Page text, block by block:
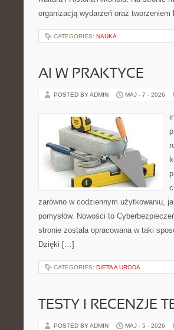
organizacją wydarzeń oraz
CATEGORIES: NAUKA
AI W PRAKTYCE
POSTED BY ADMIN MAJ - 7 - 2026
zarówno w codziennym użytkowaniu,
pomysłów. Nowości to
stronie została opracowana w taki
Dzięki […]
CATEGORIES: DIETA A URODA
TESTY I RECENZJE
POSTED BY ADMIN MAJ - 5 - 2026